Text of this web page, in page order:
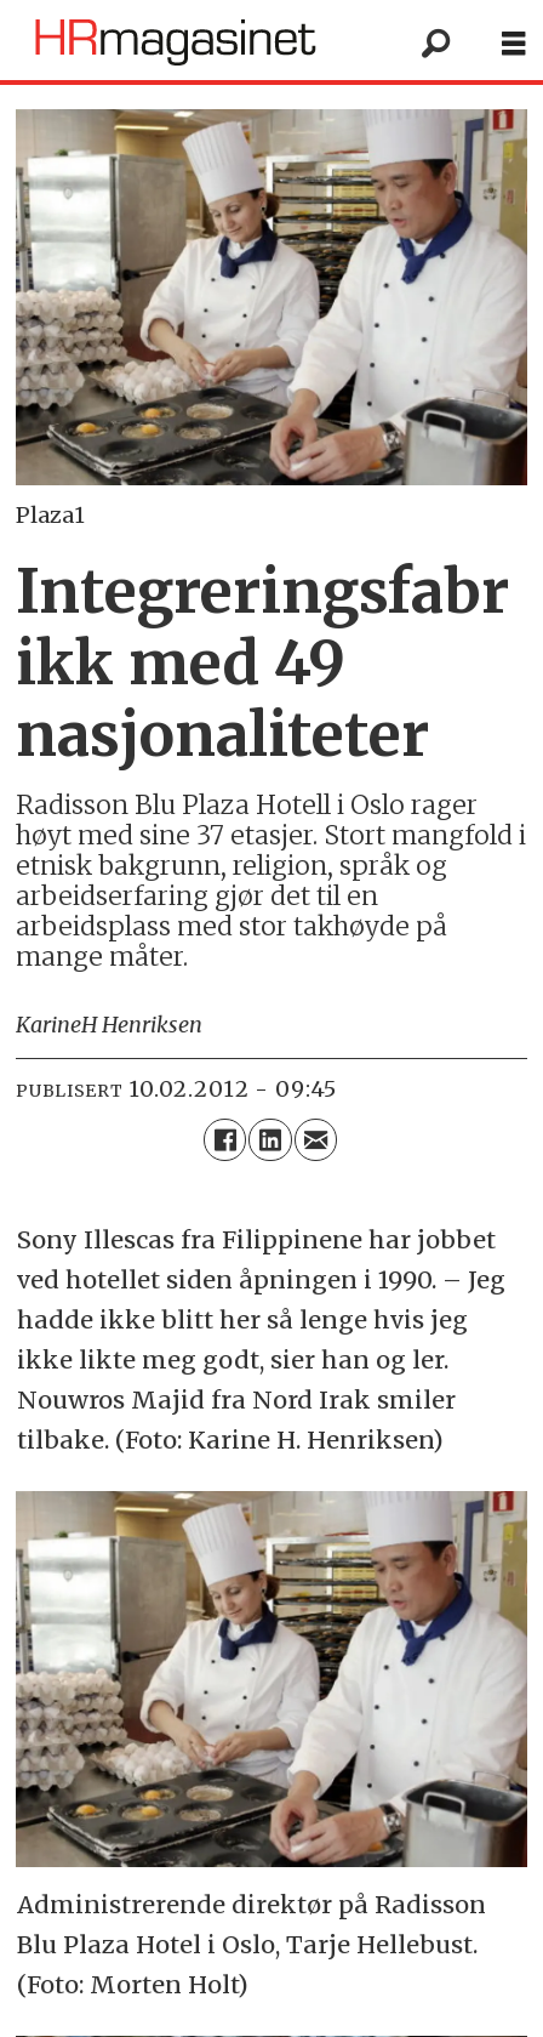
Plaza1
Integreringsfabr
ikk med 49
nasjonaliteter
Radisson Blu Plaza Hotell i Oslo rager
høyt med sine 37 etasjer. Stort mangfold i
etnisk bakgrunn, religion, språk og
arbeidserfaring gjør det til en
arbeidsplass med stor takhøyde på
mange måter.
KarineH Henriksen
PUBLISERT 10.02.2012 - 09:45
Sony Illescas fra Filippinene har jobbet
ved hotellet siden åpningen i 1990. – Jeg
hadde ikke blitt her så lenge hvis jeg
ikke likte meg godt, sier han og ler.
Nouwros Majid fra Nord Irak smiler
tilbake. (Foto: Karine H. Henriksen)
Administrerende direktør på Radisson
Blu Plaza Hotel i Oslo, Tarje Hellebust.
(Foto: Morten Holt)